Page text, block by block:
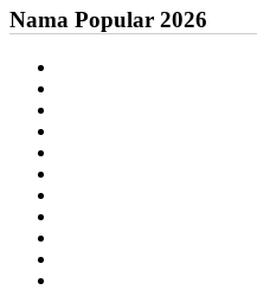
Nama Popular 2026